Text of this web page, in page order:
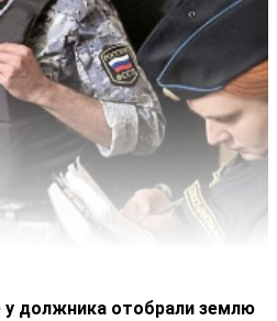
у должника отобрали землю